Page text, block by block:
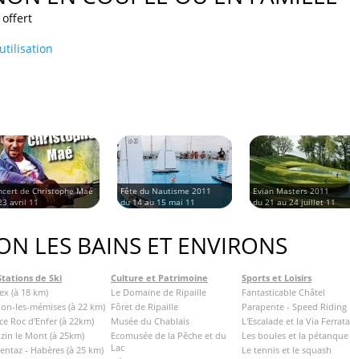
offert
de Christophe Maé
avril 11
Fête du Nautisme 2011
du 14 au 15 mai 11
Evian Masters 2011
du 21 au 24 juillet 11
LES BAINS ET ENVIRONS
de Ski
(à 18 km)
les-mémises (à 22 km)
Roc d'Enfer (à 22km)
le Mont (à 25km)
- Habères (à 25 km)
Culture et Patrimoine
Le Domaine de Ripaille
Fôret de Ripaille
Musée du Chablais
Ecomusée de la Pêche et du
Lac
Sports et Loisirs
Fantasticable Châtel
Parapente - Speed Riding
L'Escalade et la Via Ferrata
Les boules et la pétanque
Le tennis et le squash